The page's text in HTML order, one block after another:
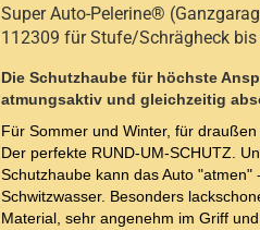
Super Auto-Pelerine®
112309 für Stufe/Schrägheck
Die Schutzhaube für höchste
atmungsaktiv und gleichzeitig
Für Sommer und Winter, für
Der perfekte RUND-UM-SCHUTZ.
Schutzhaube kann das Auto "atmen"
Schwitzwasser. Besonders
Material, sehr angenehm im Griff